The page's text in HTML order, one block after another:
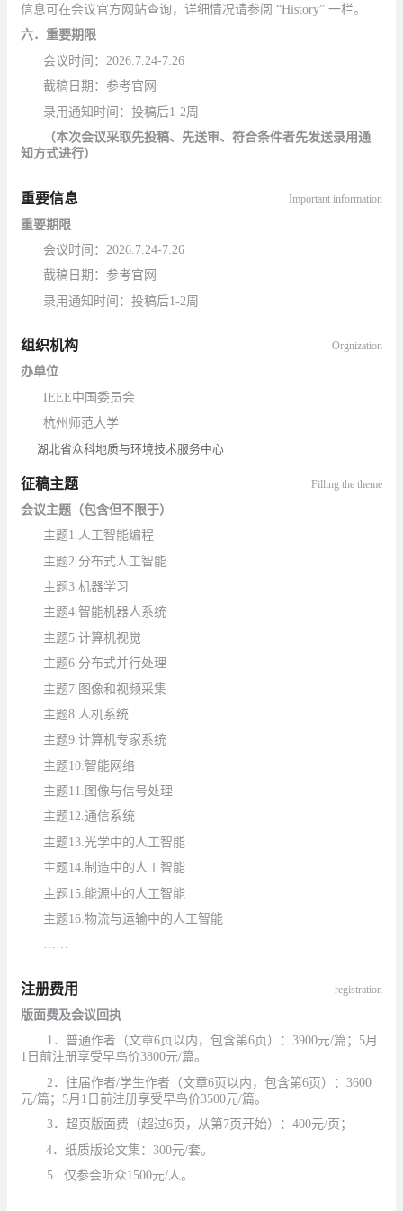
信息可在会议官方网站查询 ，详细情况请参阅 “History”一栏。
六．重要期限
会议时间： 2026.7.24-7.26
截稿日期：参考官网
录用通知时间：投稿后1-2周
（本次会议采取先投稿、先送审、符合条件者先发送录用通
知方式进行）
重要信息 Important information
重要期限
会议时间： 2026.7.24-7.26
截稿日期：参考官网
录用通知时间：投稿后1-2周
组织机构 Orgnization
办单位
IEEE中国委员会
杭州师范大学
湖北省众科地质与环境技术服务中心
征稿主题 Filling the theme
会议主题（包含但不限于）
主题1.人工智能编程
主题2. 分布式人工智能
主题3. 机器学习
主题4.智能机器人系统
主题5. 计算机视觉
主题6.分布式并行处理
主题7. 图像和视频采集
主题8. 人机系统
主题9.计算机专家系统
主题10. 智能网络
主题11.图像与信号处理
主题12.通信系统
主题1 3.光学中的人工智能
主题14.制造中的人工智能
主题15. 能源中的人工智能
主题16.物流与运输中的人工智能
……
注册费用 registration
版面费及会议回执
1 ．普通作者（文章6页以内，包含第6页）：3900元/篇； 5月
1 日前注册享受早鸟价3800元/篇。
2 ．往届作者/学生作者（文章6页以内，包含第6页）：3600
元/篇； 5月 1 日前注册享受早鸟价3500元/篇。
3．超页版面费（超过6页，从第7页开始）：400元/页；
4．纸质版论文集：300元/套。
5.仅参会听众1500元/人。